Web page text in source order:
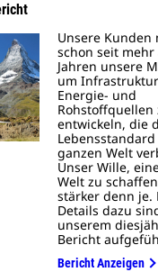
Unsere Kunden
schon seit mehr
Jahren unsere
um
Energie- und
Rohstoffquellen
entwickeln, die
ganzen Welt
Unser Wille,
Welt zu
stärker denn je.
Details dazu
unserem
Bericht
Bericht Anzeigen